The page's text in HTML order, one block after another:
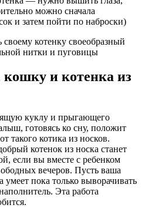
можно сначала
и затем пойти по наброски)
котенку своеобразный
нитки и пуговицы
кошку и котенка из
куклу и прыгающего
готовясь ко сну, положит
такого котика из носков.
котенок из носка станет
если вы вместе с ребенком
вечеров. Пусть ваша
умеет пока только выворачивать
Эта работа